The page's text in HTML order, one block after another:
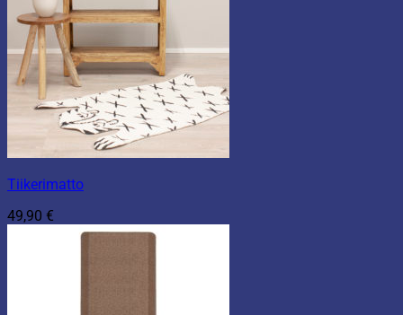
Tiikerimatto
49,90 €